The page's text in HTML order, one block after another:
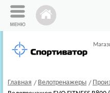
Главная Велотренажеры